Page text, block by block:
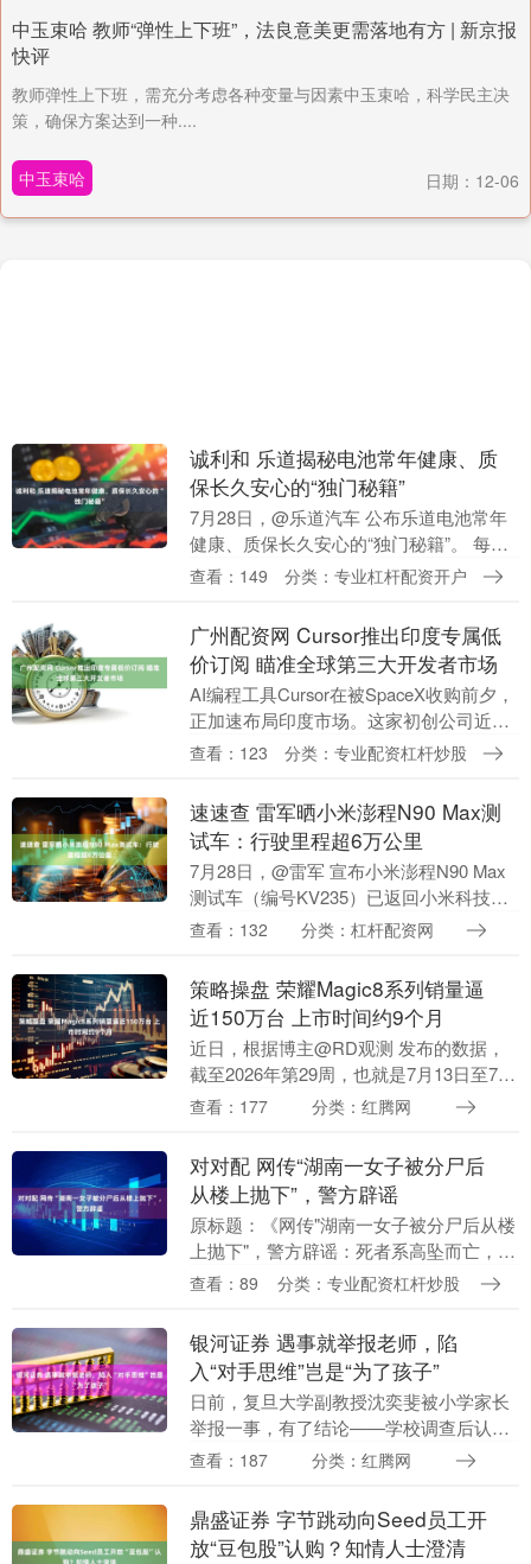
中玉束哈 教师“弹性上下班”，法良意美更需落地有方 | 新京报
快评
教师弹性上下班，需充分考虑各种变量与因素中玉束哈，科学民主决
策，确保方案达到一种....
中玉束哈 日期：12-06
诚利和 乐道揭秘电池常年健康、质
保长久安心的“独门秘籍”
7月28日，@乐道汽车 公布乐道电池常年
健康、质保长久安心的“独门秘籍”。 每次
换电，都是一次全方位电池精密体检 外部
包壳体....
查看：149 分类：专业杠杆配资开户
广州配资网 Cursor推出印度专属低
价订阅 瞄准全球第三大开发者市场
AI编程工具Cursor在被SpaceX收购前夕，
正加速布局印度市场。这家初创公司近日
推出了首个国家专属订阅计划Cursor
查看：123 分类：专业配资杠杆炒股
速速查 雷军晒小米澎程N90 Max测
试车：行驶里程超6万公里
7月28日，@雷军 宣布小米澎程N90 Max
测试车（编号KV235）已返回小米科技
园。 白色版小米澎程N90 据悉，这台测试
查看：132 分类：杠杆配资网
策略操盘 荣耀Magic8系列销量逼
近150万台 上市时间约9个月
近日，根据博主@RD观测 发布的数据，
截至2026年第29周，也就是7月13日至7月
19日，荣耀Magic 8系列累计激活销量约为
查看：177 分类：红腾网
对对配 网传“湖南一女子被分尸后
从楼上抛下”，警方辟谣
原标题：《网传"湖南一女子被分尸后从楼
上抛下"，警方辟谣：死者系高坠而亡，已
排除刑案，将对发布不实信息人员开展调
小区....
查看：89 分类：专业配资杠杆炒股
银河证券 遇事就举报老师，陷
入“对手思维”岂是“为了孩子”
日前，复旦大学副教授沈奕斐被小学家长
举报一事，有了结论——学校调查后认定
其点评"内容专业且客观、不逾越任何合规
持续两个月、....
查看：187 分类：红腾网
鼎盛证券 字节跳动向Seed员工开
放“豆包股”认购？知情人士澄清